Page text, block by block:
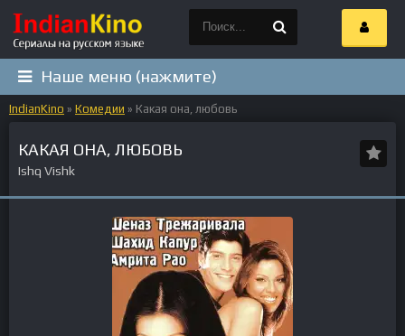
Наше меню (нажмите)
IndianKino » Комедии » Какая она, любовь
КАКАЯ ОНА, ЛЮБОВЬ
Ishq Vishk